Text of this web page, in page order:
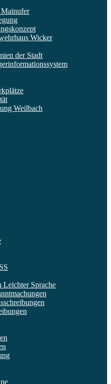
Mainufer
Wicker
der Stadt
Weilbach
Sprache